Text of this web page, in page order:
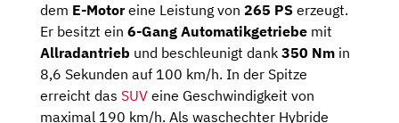
dem E-Motoreine Leistung von 265 PS erzeugt.
Er besitzt ein 6-Gang Automatikgetriebe mit
Allradantrieb und beschleunigt dank 350 Nm in
8,6 Sekunden auf 100 km/h. In der Spitze
erreicht das SUV eine Geschwindigkeit von
maximal 190 km/h. Als waschechter Hybride